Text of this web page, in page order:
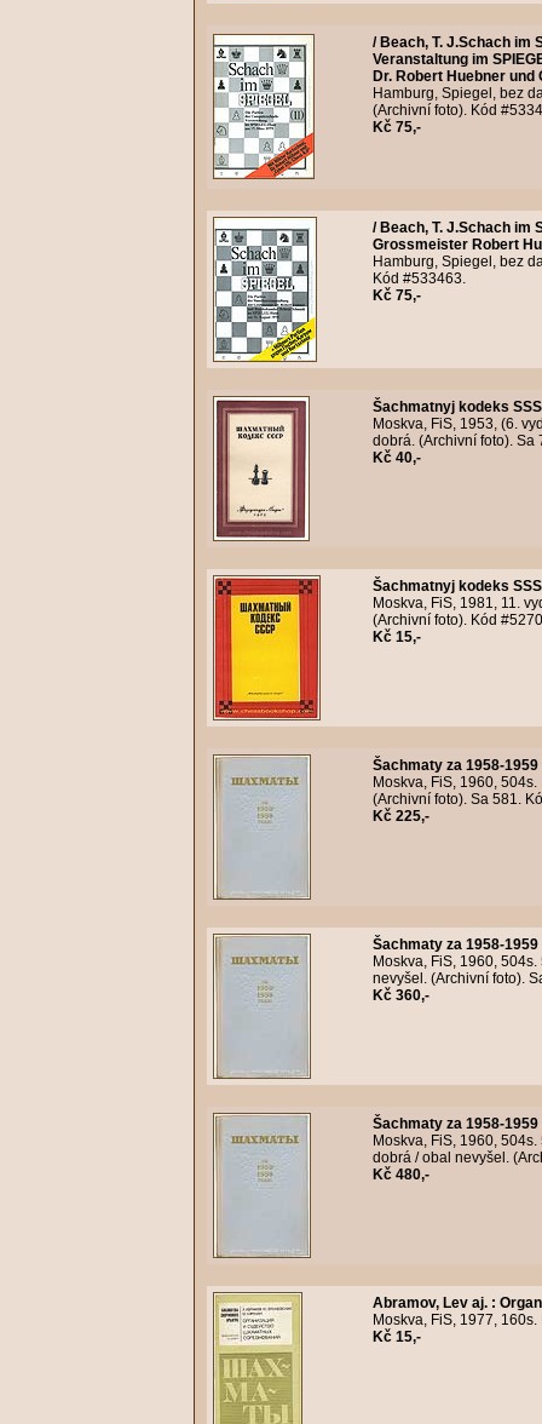
/ Beach, T. J.Schach im
Veranstaltung im
Dr. Robert Huebner und
Hamburg, Spiegel, bez
(Archivní foto). Kód
Kč 75,-
/ Beach, T. J.Schach im
Grossmeister Robert
Hamburg, Spiegel, bez
Kód #533463.
Kč 75,-
Šachmatnyj kodeks
Moskva, FiS, 1953, (6.
dobrá. (Archivní foto). Sa
Kč 40,-
Šachmatnyj kodeks
Moskva, FiS, 1981, 11.
(Archivní foto). Kód
Kč 15,-
Šachmaty za 1958-1959
Moskva, FiS, 1960,
(Archivní foto). Sa 581.
Kč 225,-
Šachmaty za 1958-1959
Moskva, FiS, 1960,
nevyšel. (Archivní foto).
Kč 360,-
Šachmaty za 1958-1959
Moskva, FiS, 1960,
dobrá / obal nevyšel.
Kč 480,-
Abramov, Lev aj. :
Moskva, FiS, 1977,
Kč 15,-